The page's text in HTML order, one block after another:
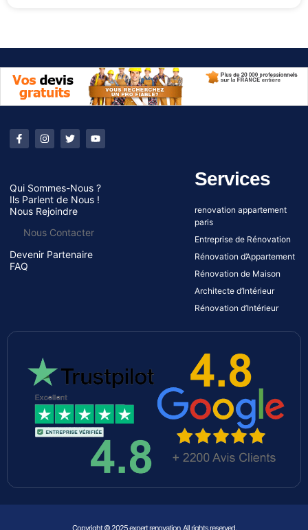
Qui Sommes-Nous ?
Ils Parlent de Nous !
Nous Rejoindre
Nous Contacter
Devenir Partenaire
FAQ
Services
renovation appartement
paris
Entreprise de Rénovation
Rénovation d’Appartement
Rénovation de Maison
Architecte d’Intérieur
Rénovation d’Intérieur
Copyright © 2025 expert renovation, All rights reserved.